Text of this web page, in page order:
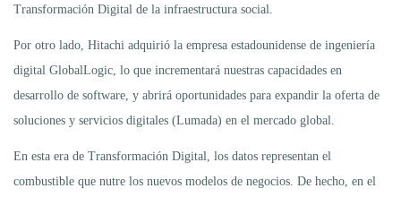
Transformación Digital de la infraestructura social.
Por otro lado, Hitachi adquirió la empresa estadounidense de ingeniería
digital GlobalLogic, lo que incrementará nuestras capacidades en
desarrollo de software, y abrirá oportunidades para expandir la oferta de
soluciones y servicios digitales (Lumada) en el mercado global.
En esta era de Transformación Digital, los datos representan el
combustible que nutre los nuevos modelos de negocios. De hecho, en el